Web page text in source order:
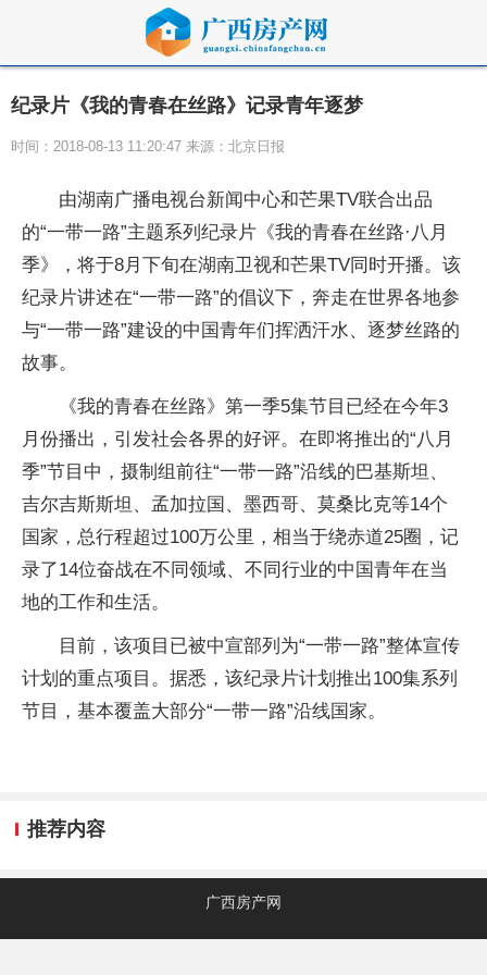
纪录片《我的青春在丝路》记录青年逐梦
时间：2018-08-13 11:20:47 来源：北京日报
由湖南广播电视台新闻中心和芒果TV联合出品
的“一带一路”主题系列纪录片《我的青春在丝路·八月
季》，将于8月下旬在湖南卫视和芒果TV同时开播。该
纪录片讲述在“一带一路”的倡议下，奔走在世界各地参
与“一带一路”建设的中国青年们挥洒汗水、逐梦丝路的
故事。
《我的青春在丝路》第一季5集节目已经在今年3
月份播出，引发社会各界的好评。在即将推出的“八月
季”节目中，摄制组前往“一带一路”沿线的巴基斯坦、
吉尔吉斯斯坦、孟加拉国、墨西哥、莫桑比克等14个
国家，总行程超过100万公里，相当于绕赤道25圈，记
录了14位奋战在不同领域、不同行业的中国青年在当
地的工作和生活。
目前，该项目已被中宣部列为“一带一路”整体宣传
计划的重点项目。据悉，该纪录片计划推出100集系列
节目，基本覆盖大部分“一带一路”沿线国家。
推荐内容
广西房产网